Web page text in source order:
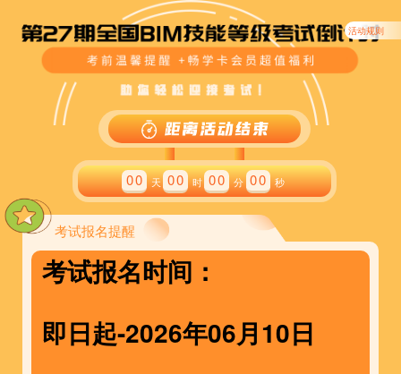
活动规则
00 天 00 时 00 分 00 秒
考试报名提醒
考试报名时间：
即日起-2026年06月10日